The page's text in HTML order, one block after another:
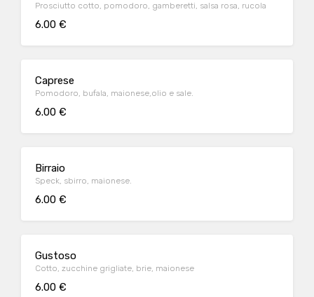
Prosciutto cotto, pomodoro, gamberetti, salsa rosa, rucola
6.00 €
Caprese
Pomodoro, bufala, maionese,olio e sale.
6.00 €
Birraio
Speck, sbirro, maionese.
6.00 €
Gustoso
Cotto, zucchine grigliate, brie, maionese
6.00 €